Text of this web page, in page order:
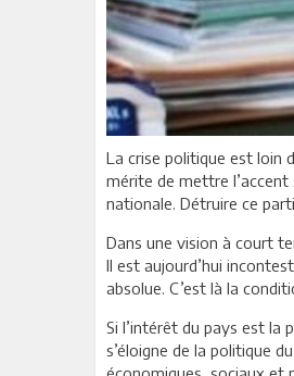
La crise politique est loin
mérite de mettre l’accent
nationale. Détruire ce
Dans une vision à court
Il est aujourd’hui
absolue. C’est là la
Si l’intérêt du pays est la
s’éloigne de la politique